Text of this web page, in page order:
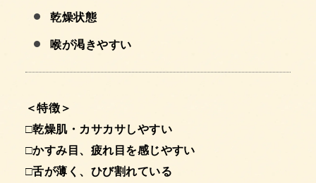
乾燥状態
喉が渇きやすい
＜特徴＞
□乾燥肌・カサカサしやすい
□かすみ目、疲れ目を感じやすい
□舌が薄く、ひび割れている